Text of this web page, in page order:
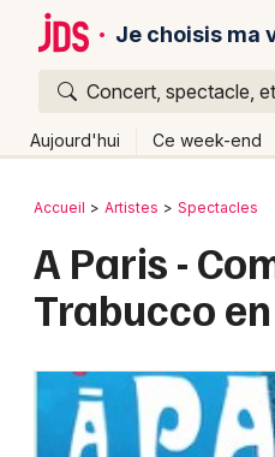
Je choisis ma
Concert, spectacle,
Aujourd'hui Ce week-end
Publier un événement
Activité & Expérience
Bordeaux
Colmar
Lyon
Marseille
Retour
Accueil Artistes Spectacles
A Paris -
Trabucco
Quoi ?
Où ?
Quand ?
Aujourd'hui
Demain Ce